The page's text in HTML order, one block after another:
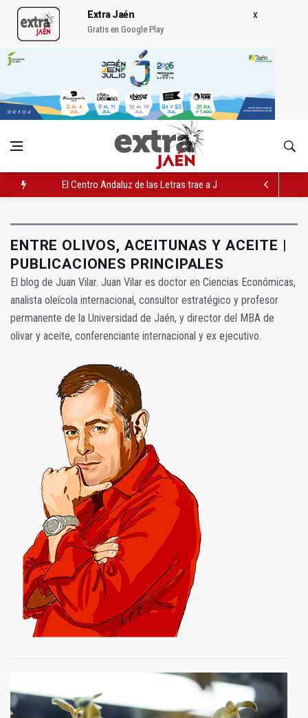
Extra Jaén
Gratis en Google Play
El Centro Andaluz de las Letras trae a Jaén al filósofo Omar
ENTRE OLIVOS, ACEITUNAS Y ACEITE |
PUBLICACIONES PRINCIPALES
El blog de Juan Vilar. Juan Vilar es doctor en Ciencias Económicas,
analista oleícola internacional, consultor estratégico y profesor
permanente de la Universidad de Jaén, y director del MBA de
olivar y aceite, conferenciante internacional y ex ejecutivo.